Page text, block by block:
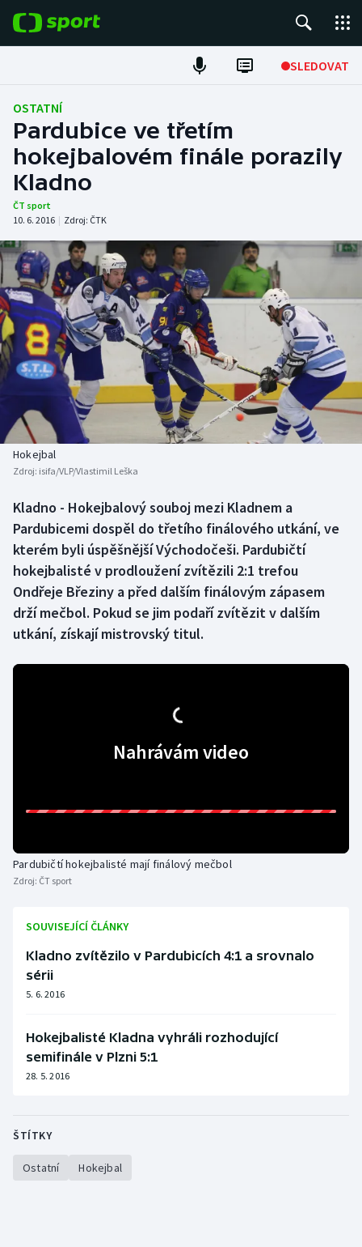
SLEDOVAT
Fotbal
Hokej
Tenis
Atletika
Cyklistika
DALŠÍ SPORTY
Americký fotbal
Baseball a softbal
Basketbal
Biatlon
Box
Curling
Dostihy
Florbal
Judo
Krasobruslení
Lezení
Lyže a snowboard
Moderní pětiboj
Motorsport
NEPŘEHLÉDNĚTE
Soutěže
Historické návraty
Aplikace ČT sport
OSTATNÍ
Pardubice ve třetím
hokejbalovém finále porazily
Kladno
ČT sport
10. 6. 2016 | Zdroj: ČTK
Hokejbal
Zdroj: isifa/VLP/Vlastimil Leška
Kladno - Hokejbalový souboj mezi Kladnem a
Pardubicemi dospěl do třetího finálového utkání, ve
kterém byli úspěšnější Východočeši. Pardubičtí
hokejbalisté v prodloužení zvítězili 2:1 trefou
Ondřeje Březiny a před dalším finálovým zápasem
drží mečbol. Pokud se jim podaří zvítězit v dalším
utkání, získají mistrovský titul.
Nahrávám video
Pardubičtí hokejbalisté mají finálový mečbol
Zdroj: ČT sport
SOUVISEJÍCÍ ČLÁNKY
Kladno zvítězilo v Pardubicích 4:1 a srovnalo
sérii
5. 6. 2016
Hokejbalisté Kladna vyhráli rozhodující
semifinále v Plzni 5:1
28. 5. 2016
ŠTÍTKY
Ostatní Hokejbal